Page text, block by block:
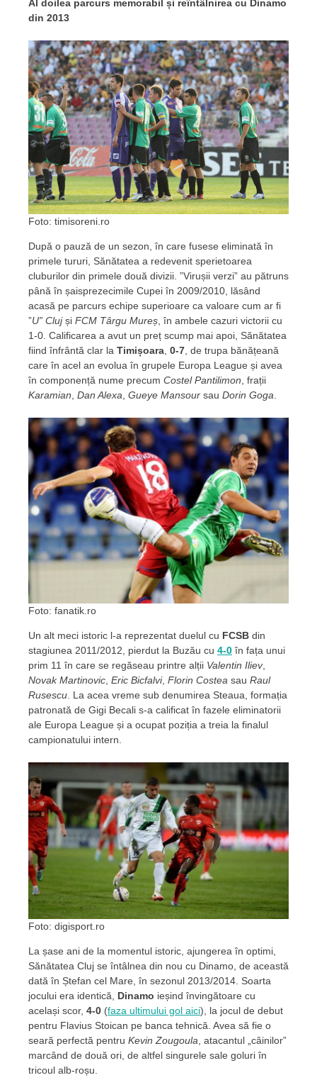
Al doilea parcurs memorabil și reîntâlnirea cu Dinamo
din 2013
Foto: timisoreni.ro
După o pauză de un sezon, în care fusese eliminată în
primele tururi, Sănătatea a redevenit sperietoarea
cluburilor din primele două divizii. ”Virușii verzi” au pătruns
până în șaisprezecimile Cupei în 2009/2010, lăsând
acasă pe parcurs echipe superioare ca valoare cum ar fi
”U” Clujși FCM Târgu Mureș , în ambele cazuri victorii cu
1-0. Calificarea a avut un preț scump mai apoi, Sănătatea
fiind înfrântă clar la Timișoara 0-7 , de trupa bănățeană
care în acel an evolua în grupele Europa League și avea
în componență nume precum Costel Pantilimon , frații
Karamian Dan Alexa Gueye Mansour sau Dorin Goga
Foto: fanatik.ro
Un alt meci istoric l-a reprezentat duelul cu FCSB din
stagiunea 2011/2012, pierdut la Buzău cu 4-0 în fața unui
prim 11 în care se regăseau printre alții Valentin Iliev,
Novak Martinovic, Eric Bicfalvi, Florin Costea sau Raul
Rusescu. La acea vreme sub denumirea Steaua, formația
patronată de Gigi Becali s-a calificat în fazele eliminatorii
ale Europa League și a ocupat poziția a treia la finalul
campionatului intern.
Foto: digisport.ro
La șase ani de la momentul istoric, ajungerea în optimi,
Sănătatea Cluj se întâlnea din nou cu Dinamo, de această
dată în Ștefan cel Mare, în sezonul 2013/2014. Soarta
jocului era identică, Dinamo ieșind învingătoare cu
același scor, 4-0 (faza ultimului gol aici), la jocul de debut
pentru Flavius Stoican pe banca tehnică. Avea să fie o
seară perfectă pentru Kevin Zougoula, atacantul „câinilor”
marcând de două ori, de altfel singurele sale goluri în
tricoul alb-roșu.